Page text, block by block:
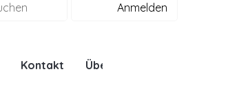
Anmelden
Kontakt Über uns